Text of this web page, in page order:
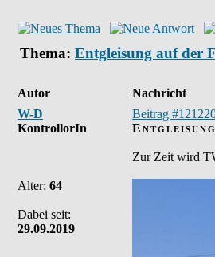
Thema: Entgleisung auf der
Autor
Nachricht
W-D
KontrollorIn
Alter: 64
Dabei seit:
29.09.2019
Beitrag
Zur Zeit wird